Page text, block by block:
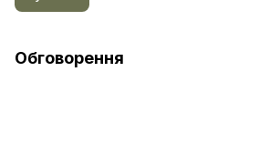
Обговорення